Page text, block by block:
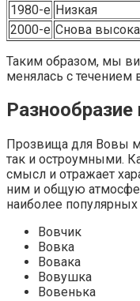
1980-е Низкая
2000-е Снова
Таким образом, мы
менялась с течением
Прозвища для Вовы
так и остроумными.
смысл и отражает
ним и общую
наиболее
Вовчик
Вовка
Вовака
Вовушка
Вовенька